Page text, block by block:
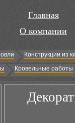
Главная
О компании
Конструкции из
Кровельные работы